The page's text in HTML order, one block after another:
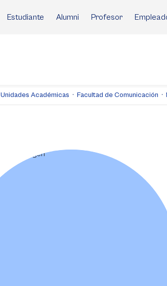
Estudiante Alumni Profesor
Unidades Académicas Facultad de Comunicación